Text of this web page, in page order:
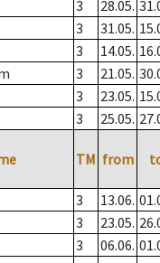
3 28.05.
3 31.05.
3 14.05.
3 21.05.
3 23.05.
3 25.05.
TM from
3 13.06.
3 23.05.
3 06.06.